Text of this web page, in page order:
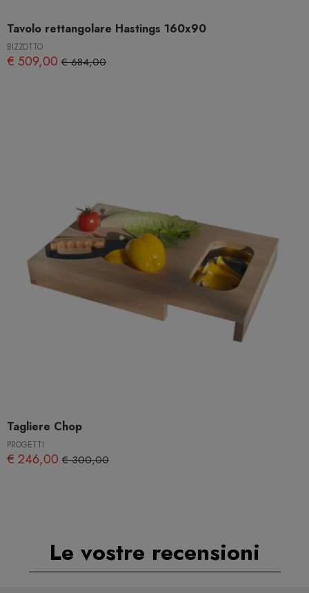
Tavolo rettangolare Hastings 160x90
BIZZOTTO
€ 509,00 € 684,00
Tagliere Chop
PROGETTI
€ 246,00 € 300,00
Le vostre recensioni